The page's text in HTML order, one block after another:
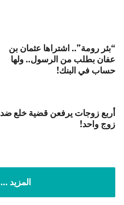
“بئر رومة”.. اشتراها عثمان بن
عفان بطلب من الرسول.. ولها
حساب في البنك!
أربع زوجات يرفعن قضية خلع ضد
زوج واحد!
المزيد ...